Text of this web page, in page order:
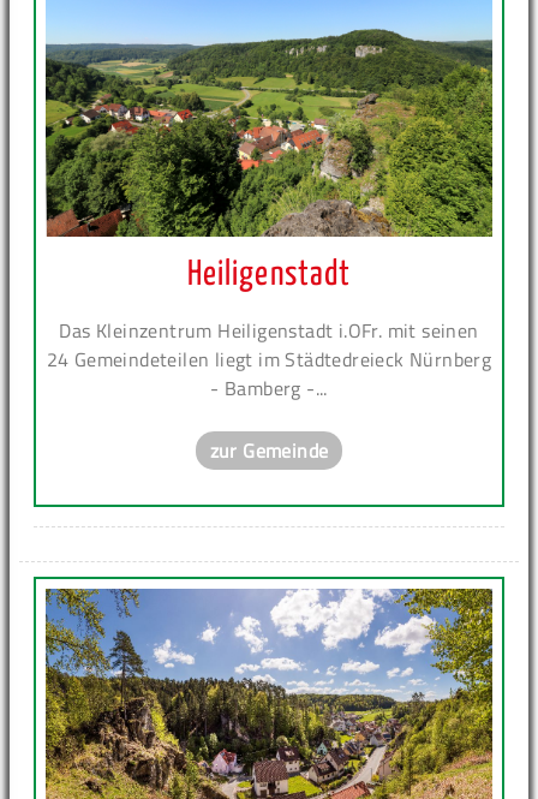
Heiligenstadt
Das Kleinzentrum Heiligenstadt i.OFr. mit seinen
24 Gemeindeteilen liegt im Städtedreieck Nürnberg
- Bamberg -...
zur Gemeinde